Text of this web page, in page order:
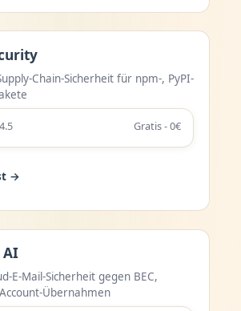
Chain-Sicherheit für npm-, PyPI-
Gratis - 0€
→
AI
E-Mail-Sicherheit gegen BEC,
Übernahmen